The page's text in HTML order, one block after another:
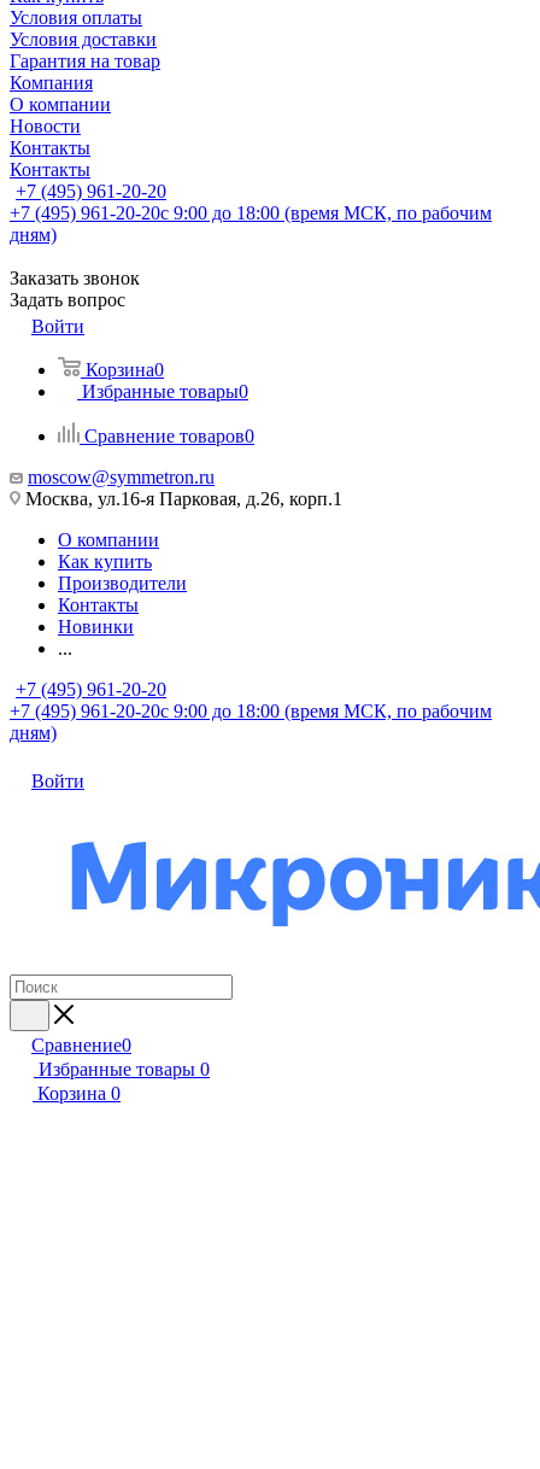
Условия оплаты
Условия доставки
Гарантия на товар
Компания
О компании
Новости
Контакты
Контакты
+7 (495) 961-20-20
+7 (495) 961-20-20с 9:00 до 18:00 (время МСК, по рабочим
дням)
Заказать звонок
Задать вопрос
Войти
Корзина0
Избранные товары0
Сравнение товаров0
moscow@symmetron.ru
Москва, ул.16-я Парковая, д.26, корп.1
О компании
Как купить
Производители
Контакты
Новинки
...
+7 (495) 961-20-20
+7 (495) 961-20-20с 9:00 до 18:00 (время МСК, по рабочим
дням)
Войти
Сравнение0
Избранные товары 0
Корзина 0